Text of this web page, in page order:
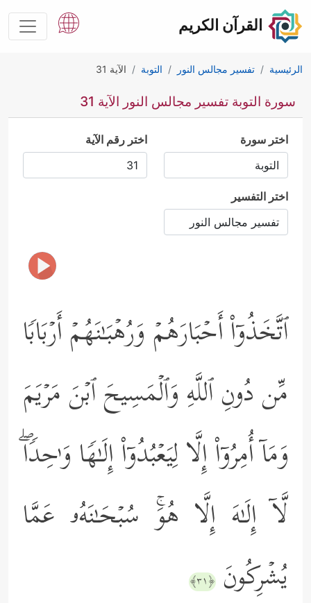
القرآن الكريم
الرئيسية تفسير مجالس النور التوبة الآية 31
سورة التوبة تفسير مجالس النور الآية 31
اختر سورة اختر رقم الآية
اختر التفسير
ٱتَّخَذُوۤاْ أَحۡبَارَهُمۡ وَرُهۡبَـٰنَهُمۡ أَرۡبَابࣰا
مِّن دُونِ ٱللَّهِ وَٱلۡمَسِیحَ ٱبۡنَ مَرۡیَمَ
وَمَاۤ أُمِرُوۤاْ إِلَّا لِیَعۡبُدُوۤاْ إِلَـٰهࣰا وَ ٰ⁠حِدࣰاۖ
لَّاۤ إِلَـٰهَ إِلَّا هُوَۚ سُبۡحَـٰنَهُۥ عَمَّا
یُشۡرِكُونَ ﴿٣١﴾